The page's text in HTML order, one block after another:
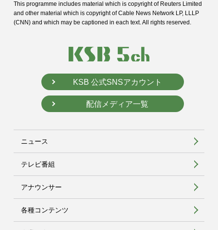
This programme includes material which is copyright of Reuters Limited
and other material which is copyright of Cable News Network LP, LLLP
(CNN) and which may be captioned in each text. All rights reserved.
KSB 公式SNSアカウント
配信メディア一覧
ニュース
テレビ番組
アナウンサー
各種コンテンツ